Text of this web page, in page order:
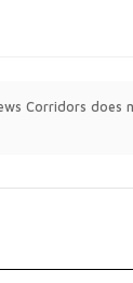
Corridors does